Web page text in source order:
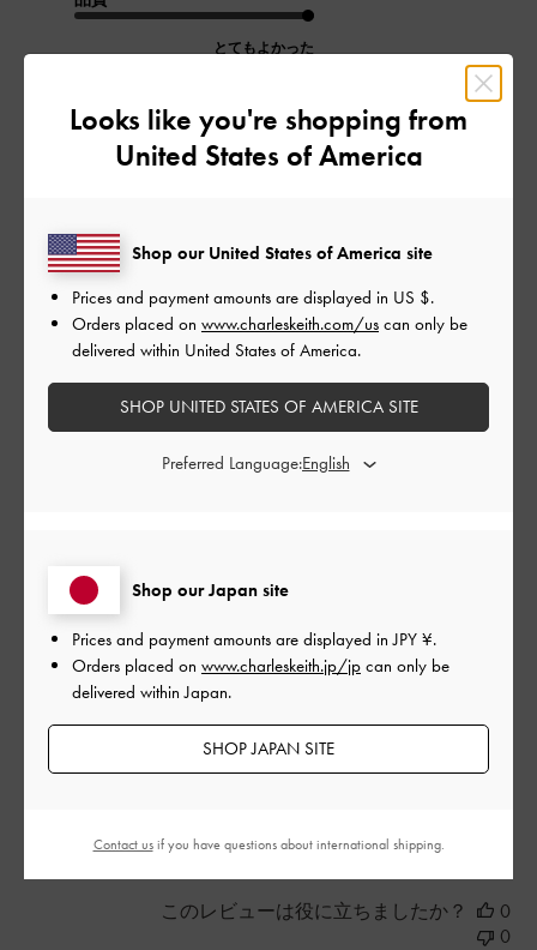
とてもよかった
もっと見る
ご利用者様
Koa コア ムーンサドルバッグ
（Black）
サイズ: その他（シューズ以外）
デザイン
とてもよかった
品質
とてもよかった
もっと見る
2023-10-29
このレビューは役に立ちましたか？
0
0
Looks like you're shopping from
United States of America
Shop our Japan site
Prices and payment amounts are displayed inJPY ¥.
Orders placed on www.charleskeith.jp/jp can only be
delivered within Japan.
SHOP JAPAN SITE
Shop our United States of America site
Prices and payment amounts are displayed in US $.
Orders placed on www.charleskeith.com/us can only be
delivered within United States of America.
SHOP UNITED STATES OF AMERICA SITE
Preferred Language:
Contact usif you have questions about international shipping.